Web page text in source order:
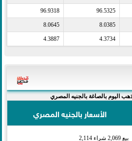
96.5325
96.9318
8.0385
8.0645
4.3734
4.3887
اليوم بالصاغة بالجنيه المصري
الأسعار بالجنيه المصري
بيع 2,069 شراء 2,114